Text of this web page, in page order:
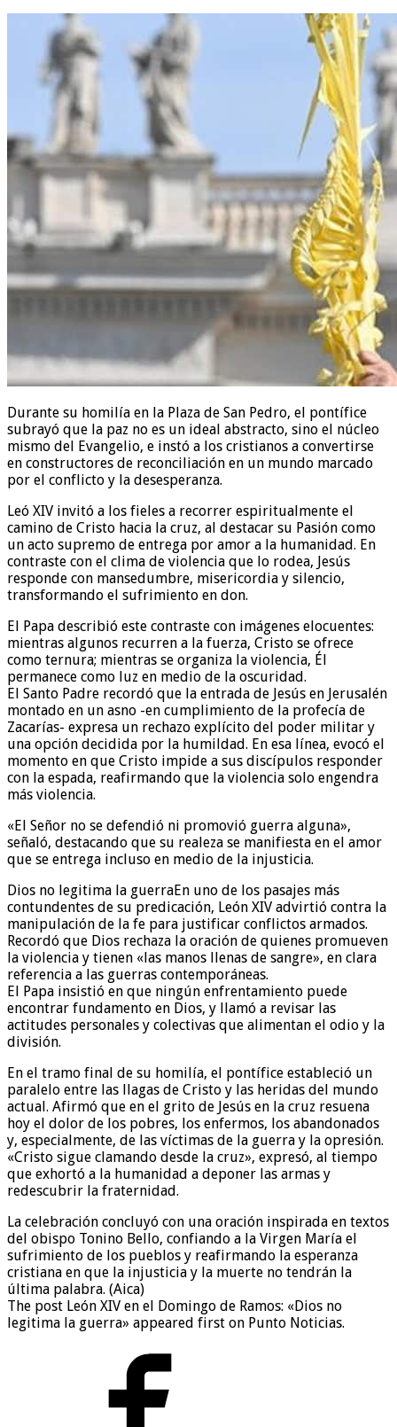
Durante su homilía en la Plaza de San Pedro, el pontífice
subrayó que la paz no es un ideal abstracto, sino el núcleo
mismo del Evangelio, e instó a los cristianos a convertirse
en constructores de reconciliación en un mundo marcado
por el conflicto y la desesperanza.
Leó XIV invitó a los fieles a recorrer espiritualmente el
camino de Cristo hacia la cruz, al destacar su Pasión como
un acto supremo de entrega por amor a la humanidad. En
contraste con el clima de violencia que lo rodea, Jesús
responde con mansedumbre, misericordia y silencio,
transformando el sufrimiento en don.
El Papa describió este contraste con imágenes elocuentes:
mientras algunos recurren a la fuerza, Cristo se ofrece
como ternura; mientras se organiza la violencia, Él
permanece como luz en medio de la oscuridad.
El Santo Padre recordó que la entrada de Jesús en Jerusalén
montado en un asno -en cumplimiento de la profecía de
Zacarías- expresa un rechazo explícito del poder militar y
una opción decidida por la humildad. En esa línea, evocó el
momento en que Cristo impide a sus discípulos responder
con la espada, reafirmando que la violencia solo engendra
más violencia.
«El Señor no se defendió ni promovió guerra alguna»,
señaló, destacando que su realeza se manifiesta en el amor
que se entrega incluso en medio de la injusticia.
Dios no legitima la guerraEn uno de los pasajes más
contundentes de su predicación, León XIV advirtió contra la
manipulación de la fe para justificar conflictos armados.
Recordó que Dios rechaza la oración de quienes promueven
la violencia y tienen «las manos llenas de sangre», en clara
referencia a las guerras contemporáneas.
El Papa insistió en que ningún enfrentamiento puede
encontrar fundamento en Dios, y llamó a revisar las
actitudes personales y colectivas que alimentan el odio y la
división.
En el tramo final de su homilía, el pontífice estableció un
paralelo entre las llagas de Cristo y las heridas del mundo
actual. Afirmó que en el grito de Jesús en la cruz resuena
hoy el dolor de los pobres, los enfermos, los abandonados
y, especialmente, de las víctimas de la guerra y la opresión.
«Cristo sigue clamando desde la cruz», expresó, al tiempo
que exhortó a la humanidad a deponer las armas y
redescubrir la fraternidad.
La celebración concluyó con una oración inspirada en textos
del obispo Tonino Bello, confiando a la Virgen María el
sufrimiento de los pueblos y reafirmando la esperanza
cristiana en que la injusticia y la muerte no tendrán la
última palabra. (Aica)
The post León XIV en el Domingo de Ramos: «Dios no
legitima la guerra» appeared first on Punto Noticias.